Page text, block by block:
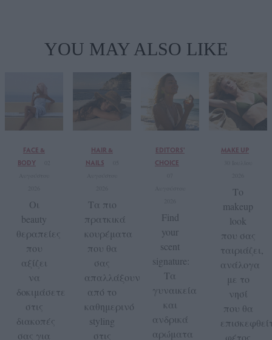
YOU MAY ALSO LIKE
FACE &
BODY
Οι
beauty
θεραπείες
που
αξίζει
να
δοκιμάσετε
στις
διακοπές
σας για
HAIR &
NAILS
Τα πιο
πρατκικά
κουρέματα
που θα
σας
απαλλάξουν
από το
καθημερινό
styling
στις
EDITORS'
CHOICE
Find
your
scent
signature:
Τα
γυναικεία
και
ανδρικά
αρώματα
MAKE UP
Το
makeup
look
που σας
ταιριάζει,
ανάλογα
με το
νησί
που θα
φέτος